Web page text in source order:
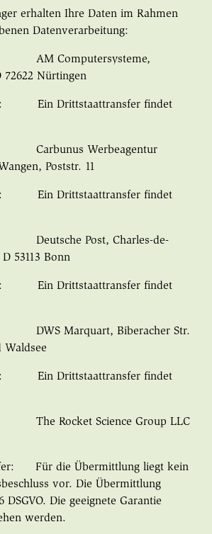
erhalten Ihre Daten im Rahmen
Datenverarbeitung:
Computersysteme,
72622 Nürtingen
Ein Drittstaattransfer findet
Werbeagentur
Poststr. 11
Ein Drittstaattransfer findet
Post, Charles-de-
53113 Bonn
Ein Drittstaattransfer findet
Marquart, Biberacher Str.
Waldsee
Ein Drittstaattransfer findet
Rocket Science Group LLC
Für die Übermittlung liegt kein
vor. Die Übermittlung
DSGVO. Die geeignete Garantie
werden.